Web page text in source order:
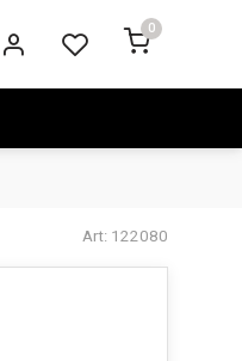
0
Art: 122080